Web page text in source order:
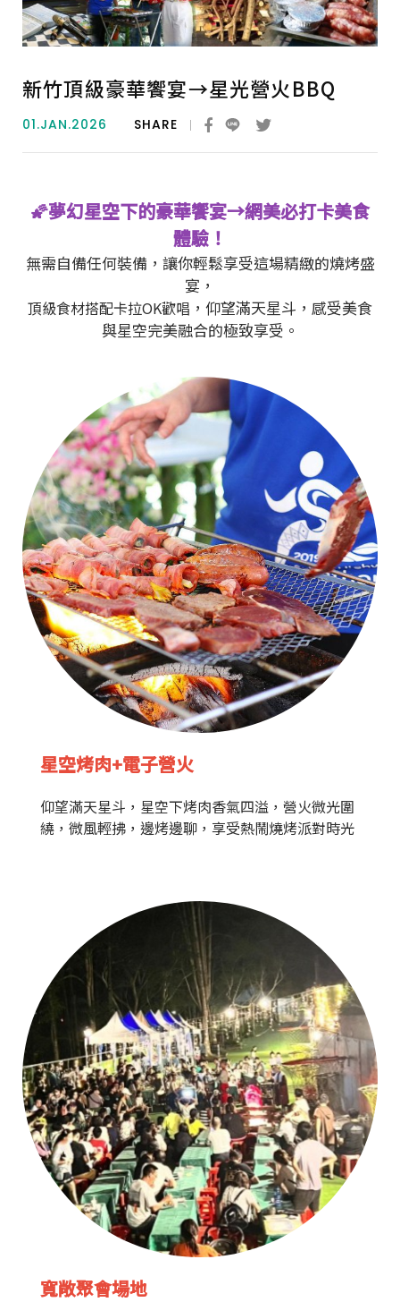
新竹頂級豪華饗宴→星光營火BBQ
01.JAN.2026 SHARE
🌠夢幻星空下的豪華饗宴→網美必打卡美食
體驗！
無需自備任何裝備，讓你輕鬆享受這場精緻的燒烤盛
宴，
頂級食材搭配卡拉OK歡唱 ，仰望滿天星斗，感受美食
與星空完美融合的極致享受。
星空烤肉+電子營火
仰望滿天星斗，星空下烤肉香氣四溢，營火微光圍
繞，微風輕拂，邊烤邊聊，享受熱鬧燒烤派對時光
寬敞聚會場地